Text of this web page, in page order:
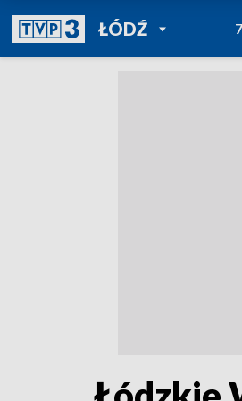
ŁÓDŹPOWRÓT DO
TVP REGIONY